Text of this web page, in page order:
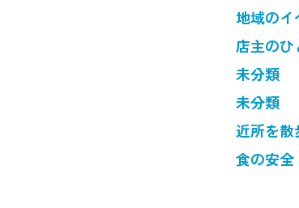
地域のイ
店主のひ
未分類
未分類
近所を散
食の安全